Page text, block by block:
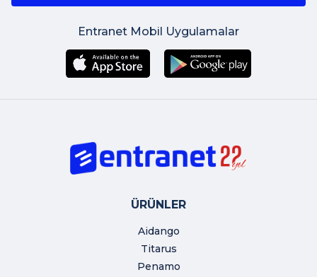
Entranet Mobil Uygulamalar
ÜRÜNLER
Aidango
Titarus
Penamo